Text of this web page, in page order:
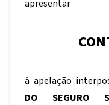
apresentar
à apelação
DO SEGURO